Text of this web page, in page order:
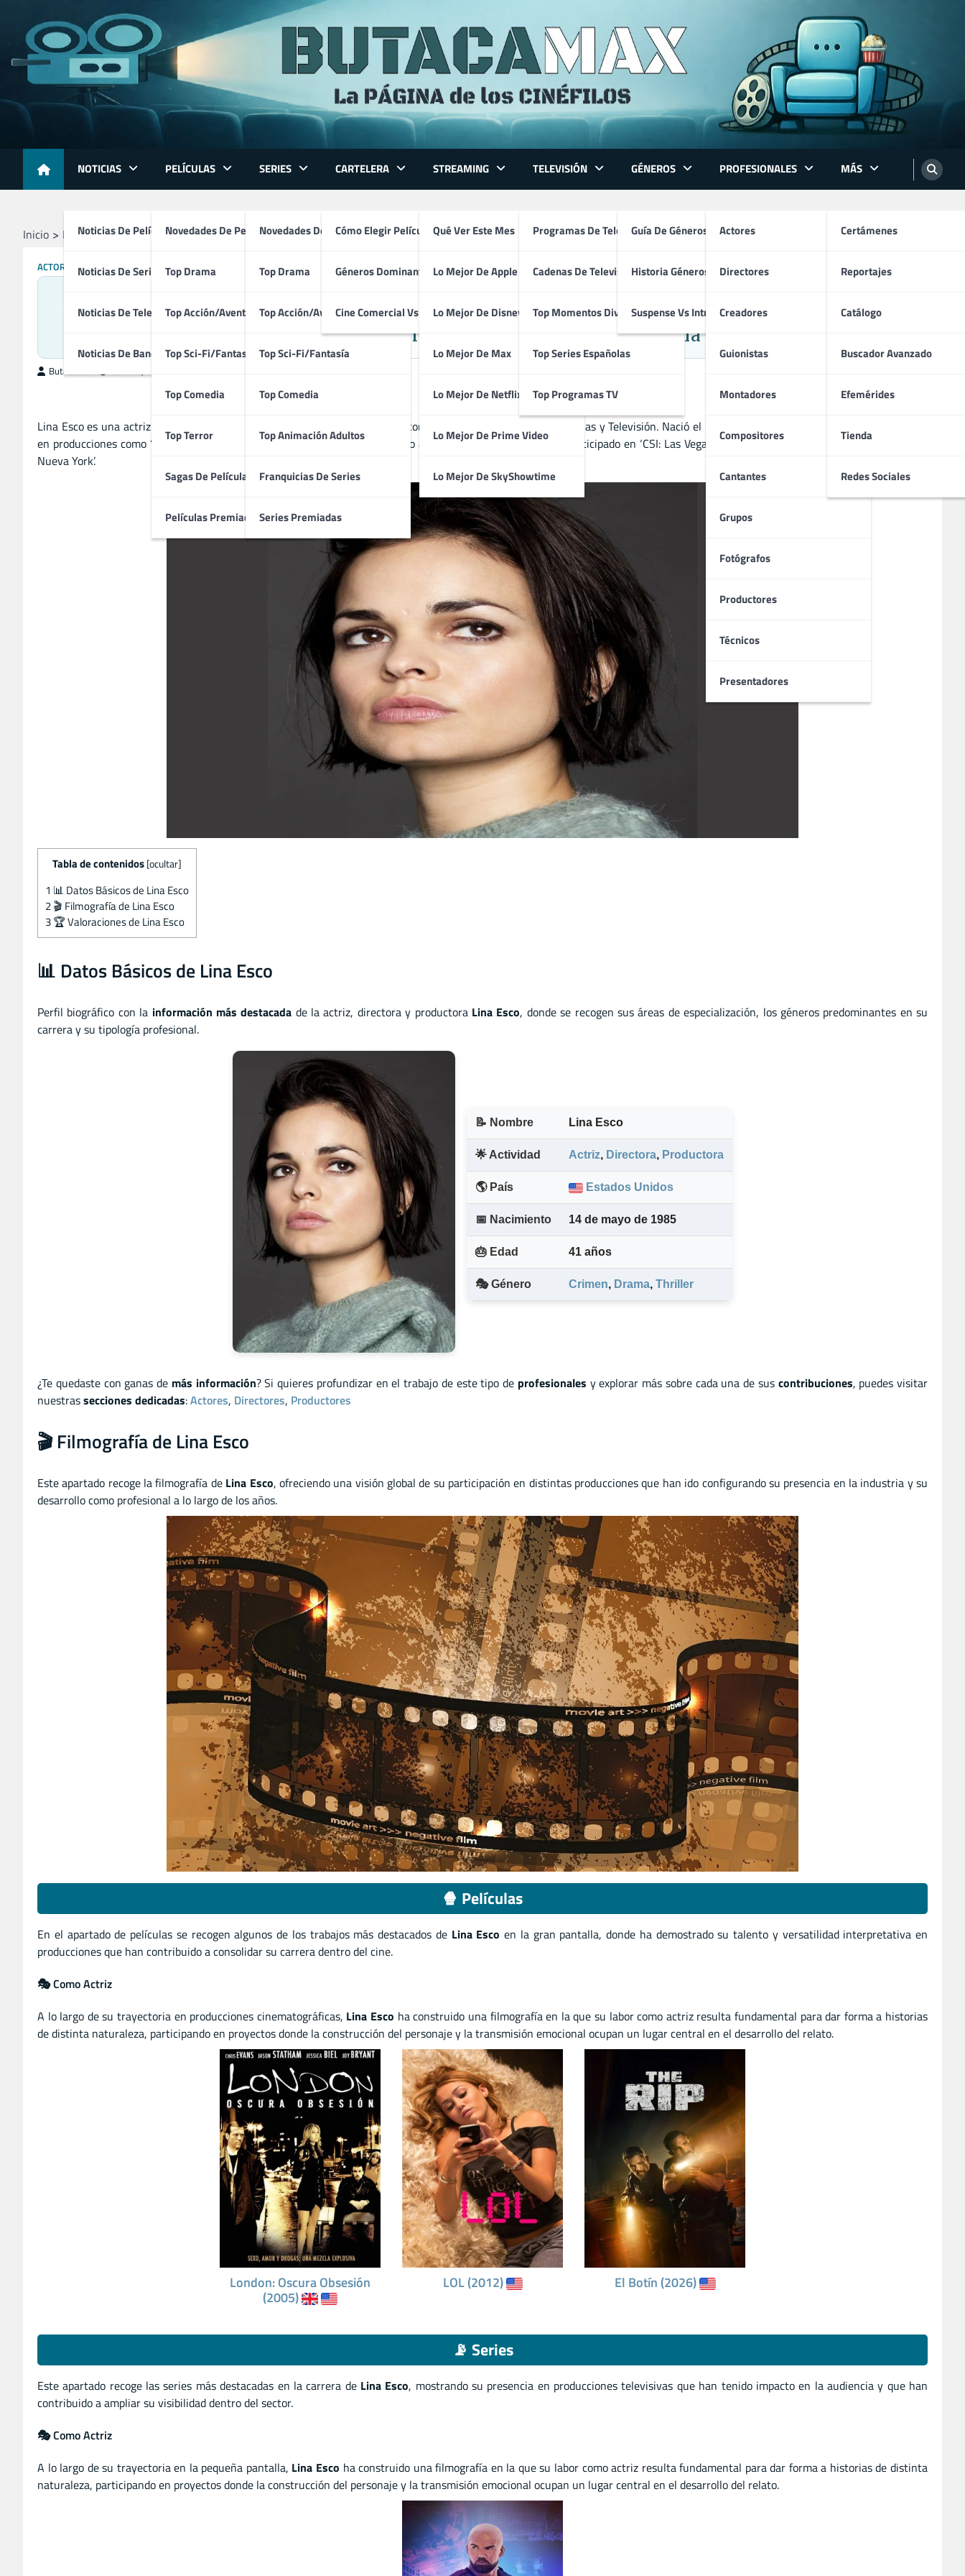
content
NOTICIAS
Noticias De Películas
Noticias De Series
Noticias De Televisión
Noticias De Bandas Sonoras
PELÍCULAS
Novedades De Películas
Top Drama
Top Acción/Aventura
Top Sci-Fi/Fantasía
Top Comedia
Top Terror
Sagas De Películas
Películas Premiadas
SERIES
Novedades De Series
Top Drama
Top Acción/Aventura
Top Sci-Fi/Fantasía
Top Comedia
Top Animación Adultos
Franquicias De Series
Series Premiadas
CARTELERA
Cómo Elegir Película
Géneros Dominantes
Cine Comercial Vs Autor
STREAMING
Qué Ver Este Mes
Lo Mejor De Apple TV
Lo Mejor De Disney+
Lo Mejor De Max
Lo Mejor De Netflix
Lo Mejor De Prime Video
Lo Mejor De SkyShowtime
TELEVISIÓN
Programas De Televisión
Cadenas De Televisión
Top Momentos Divertidos
Top Series Españolas
Top Programas TV
GÉNEROS
Guía De Géneros
Historia Géneros TV
Suspense Vs Intriga
PROFESIONALES
Actores
Directores
Creadores
Guionistas
Montadores
Compositores
Cantantes
Grupos
Fotógrafos
Productores
Técnicos
Presentadores
MÁS
Certámenes
Reportajes
Catálogo
Buscador Avanzado
Efemérides
Tienda
Redes Sociales
Inicio Profesionales Actores Lina Esco
ACTORES DIRECTORES PRODUCTORES
Lina Esco
Actriz Estadounidense con trayectoria en Crimen, Drama y Thriller
ButacaMax
Lina Esco es una actriz de cine estadounidense de crimen, drama y thriller con participación habitual en Películas y Televisión. Nació el 14 de mayo de 1985. En el cine, ha trabajado
en producciones como ‘El botín’, ‘London: Oscura obsesión’ y ‘LOL’. En cuanto a su trabajo en televisión, ha participado en ‘CSI: Las Vegas’, ‘S.W.A.T.: Los hombres de Harrelson’ y ‘CSI:
Nueva York’.
Tabla de contenidos [ocultar]
1 📊 Datos Básicos de Lina Esco
2🎬 Filmografía de Lina Esco
3🏆 Valoraciones de Lina Esco
📊 Datos Básicos de Lina Esco
Perfil biográfico con la información más destacada de la actriz, directoray productora Lina Esco, donde se recogen sus áreas de especialización, los géneros predominantes en su
carrera y su tipología profesional.
📝 Nombre Lina Esco
🌟 Actividad Actriz, Directora, Productora
🌎 País Estados Unidos
📅 Nacimiento 14 de mayo de 1985
🎂 Edad 41 años
🎭 Género Crimen, Drama, Thriller
¿Te quedaste con ganas de más información? Si quieres profundizar en el trabajo de este tipo de profesionales y explorar más sobre cada una de sus contribuciones, puedes visitar
nuestrassecciones dedicadas:Actores, Directores, Productores
🎬 Filmografía de Lina Esco
Este apartado recoge la filmografía de Lina Esco, ofreciendo una visión global de su participación en distintas producciones que han ido configurando su presencia en la industria y su
desarrollo como profesional a lo largo de los años.
🍿 Películas
En el apartado de películas se recogen algunos de los trabajos más destacados de Lina Esco en la gran pantalla, donde ha demostrado su talento y versatilidad interpretativa en
producciones que han contribuido a consolidar su carrera dentro del cine.
🎭 Como Actriz
A lo largo de su trayectoria en producciones cinematográficas, Lina Esco ha construido una filmografía en la que su labor como actriz resulta fundamental para dar forma a historias
de distinta naturaleza, participando en proyectos donde la construcción del personaje y la transmisión emocional ocupan un lugar central en el desarrollo del relato.
London: Oscura Obsesión
(2005)
LOL (2012) El Botín (2026)
📡 Series
Este apartado recoge las series más destacadas en la carrera de Lina Esco, mostrando su presencia en producciones televisivas que han tenido impacto en la audiencia y que han
contribuido a ampliar su visibilidad dentro del sector.
🎭 Como Actriz
A lo largo de su trayectoria en la pequeña pantalla, Lina Esco ha construido una filmografía en la que su labor como actriz resulta fundamental para dar forma a historias de distinta
naturaleza, participando en proyectos donde la construcción del personaje y la transmisión emocional ocupan un lugar central en el desarrollo del relato.